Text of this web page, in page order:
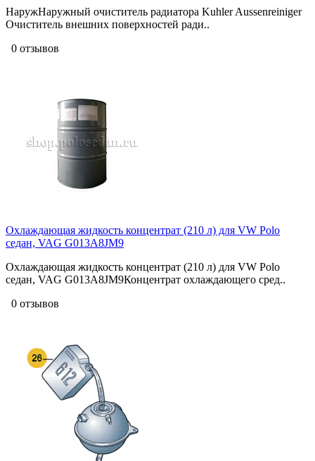
НаружНаружный очиститель радиатора Kuhler Aussenreiniger
Очиститель внешних поверхностей ради..
0 отзывов
Охлаждающая жидкость концентрат (210 л) для VW Polo
седан, VAG G013A8JM9
Охлаждающая жидкость концентрат (210 л) для VW Polo
седан, VAG G013A8JM9Концентрат охлаждающего сред..
0 отзывов